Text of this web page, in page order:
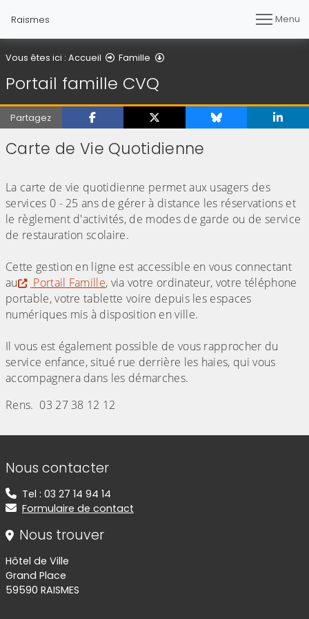
Raismes Menu
Vous êtes ici : Accueil Famille
Portail famille CVQ
Partagez
Carte de Vie Quotidienne
La carte de vie quotidienne permet aux usagers des
services 0 - 25 ans de gérer à distance les réservations et
le règlement d'activités, de modes de garde ou de service
de restauration scolaire.
Cette gestion en ligne est accessible en vous connectant
au
Portail Famille, via votre ordinateur, votre téléphone
portable, votre tablette voire depuis les espaces
numériques mis à disposition en ville.
Il vous est également possible de vous rapprocher du
service enfance, situé rue derrière les haies, qui vous
accompagnera dans les démarches.
Rens. 03 27 38 12 12
Informations de contact
Nous contacter
Tel : 03 27 14 94 14
Formulaire de contact
Nous trouver
Hôtel de Ville
Grand Place
59590 RAISMES